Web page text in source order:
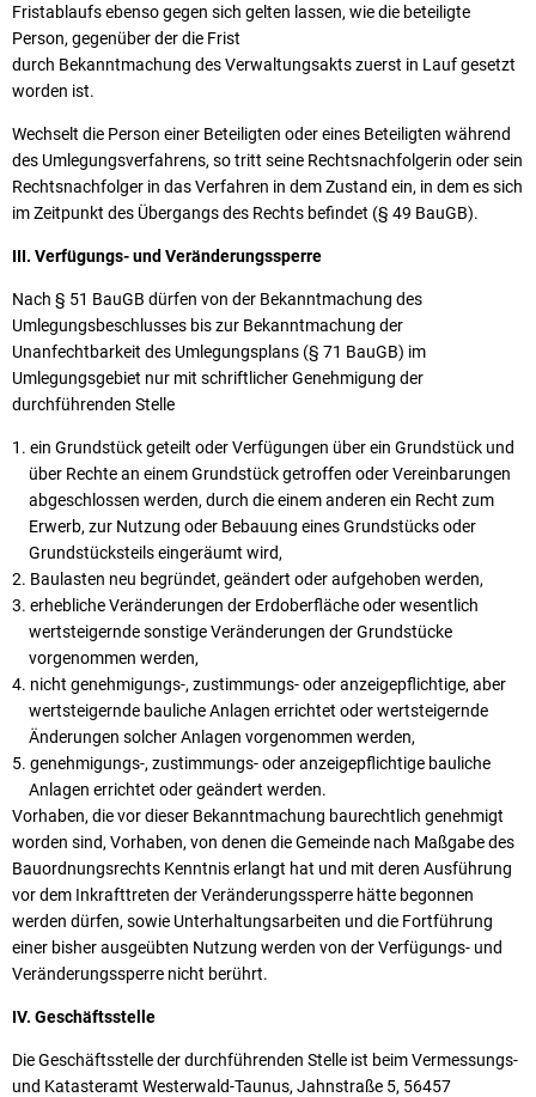
Fristablaufs ebenso gegen sich gelten lassen, wie die beteiligte
Person, gegenüber der die Frist
durch Bekanntmachung des Verwaltungsakts zuerst in Lauf gesetzt
worden ist.
Wechselt die Person einer Beteiligten oder eines Beteiligten während
des Umlegungsverfahrens, so tritt seine Rechtsnachfolgerin oder sein
Rechtsnachfolger in das Verfahren in dem Zustand ein, in dem es sich
im Zeitpunkt des Übergangs des Rechts befindet (§ 49 BauGB).
III. Verfügungs- und Veränderungssperre
Nach § 51 BauGB dürfen von der Bekanntmachung des
Umlegungsbeschlusses bis zur Bekanntmachung der
Unanfechtbarkeit des Umlegungsplans (§ 71 BauGB) im
Umlegungsgebiet nur mit schriftlicher Genehmigung der
durchführenden Stelle
ein Grundstück geteilt oder Verfügungen über ein Grundstück und
über Rechte an einem Grundstück getroffen oder Vereinbarungen
abgeschlossen werden, durch die einem anderen ein Recht zum
Erwerb, zur Nutzung oder Bebauung eines Grundstücks oder
Grundstücksteils eingeräumt wird,
Baulasten neu begründet, geändert oder aufgehoben werden,
erhebliche Veränderungen der Erdoberfläche oder wesentlich
wertsteigernde sonstige Veränderungen der Grundstücke
vorgenommen werden,
nicht genehmigungs-, zustimmungs- oder anzeigepflichtige, aber
wertsteigernde bauliche Anlagen errichtet oder wertsteigernde
Änderungen solcher Anlagen vorgenommen werden,
genehmigungs-, zustimmungs- oder anzeigepflichtige bauliche
Anlagen errichtet oder geändert werden.
Vorhaben, die vor dieser Bekanntmachung baurechtlich genehmigt
worden sind, Vorhaben, von denen die Gemeinde nach Maßgabe des
Bauordnungsrechts Kenntnis erlangt hat und mit deren Ausführung
vor dem Inkrafttreten der Veränderungssperre hätte begonnen
werden dürfen, sowie Unterhaltungsarbeiten und die Fortführung
einer bisher ausgeübten Nutzung werden von der Verfügungs- und
Veränderungssperre nicht berührt.
IV. Geschäftsstelle
Die Geschäftsstelle der durchführenden Stelle ist beim Vermessungs-
und Katasteramt Westerwald-Taunus, Jahnstraße 5, 56457